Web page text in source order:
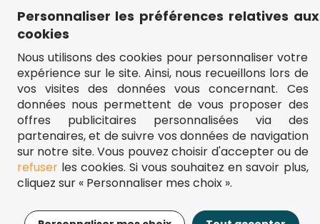
› Plan du site
** Frais d'envoi = 6,95 € (France) / gratuit à partir de 45 €.
fou-de-puzzle.com : le site référence pour acheter des puzzles de
qualité à bon prix.
© Fou-de-puzzle.com 2011 - 2026
Personnaliser les préférences relatives aux
cookies
Nous utilisons des cookies pour personnaliser votre
expérience sur le site. Ainsi, nous recueillons lors de
vos visites des données vous concernant. Ces
données nous permettent de vous proposer des
offres publicitaires personnalisées via des
partenaires, et de suivre vos données de navigation
sur notre site. Vous pouvez choisir d'accepter ou de
refuserles cookies. Si vous souhaitez en savoir plus,
cliquez sur « Personnaliser mes choix ».